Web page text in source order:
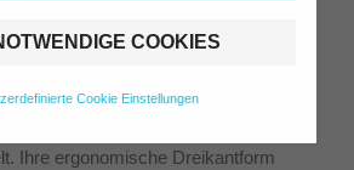
COOKIES
Cookie Einstellungen
Design trifft
Colour Grip Heft & Tafel Buntstifte
Ihre ergonomische Dreikantform